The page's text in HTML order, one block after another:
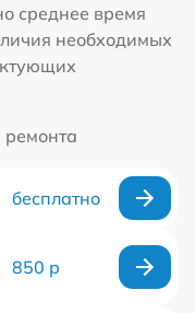
среднее время
необходимых
бесплатно
850 р